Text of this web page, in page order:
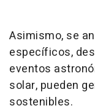
Asimismo, se
específicos,
eventos
solar, pueden
sostenibles.